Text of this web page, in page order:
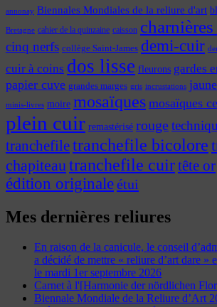
annonay Biennales Mondiales de la reliure d'art
Bretagne cahier de la quinzaine caisson
cinq nerfs collège Saint-James demi-cuir
cuir à coins dos lisse fleurons gardes
papier cuve grandes marges gris incrustations jaune
minis-livres moire mosaïques mosaïques
plein cuir remastérisé rouge
tranchefiletranchefile bicolore
chapiteautranchefile cuirtête or
édition originaleétui
Mes dernières reliures
En raison de la canicule, le conseil
a décidé de mettre « reliure d’art dare »
le mardi 1er septembre 2026
Carnet à l'[Harmonie der nördlichen
Biennale Mondiale de la Reliure d’Art